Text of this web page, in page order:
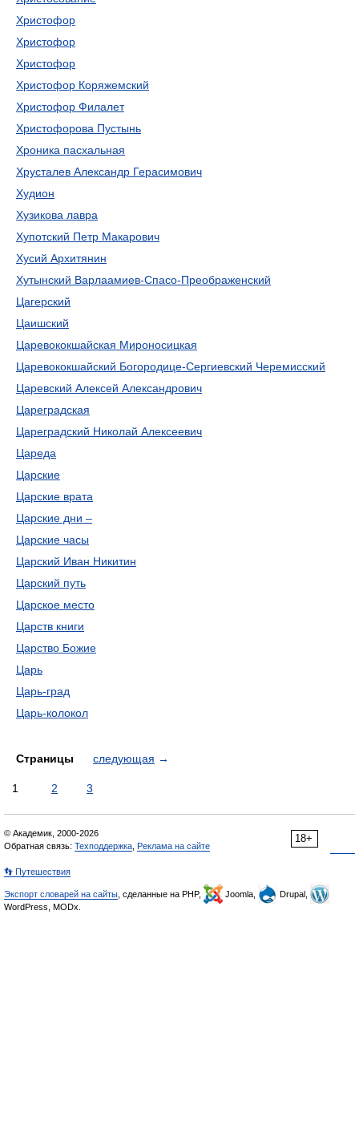
Христофор
Христофор
Христофор
Христофор Коряжемский
Христофор Филалет
Христофорова Пустынь
Хроника пасхальная
Хрусталев Александр Герасимович
Худион
Хузикова лавра
Хупотский Петр Макарович
Хусий Архитянин
Хутынский Варлаамиев-Спасо-Преображенский
Цагерский
Цаишский
Царевококшайская Мироносицкая
Царевококшайский Богородице-Сергиевский Черемисский
Царевский Алексей Александрович
Цареградская
Цареградский Николай Алексеевич
Цареда
Царские
Царские врата
Царские дни –
Царские часы
Царский Иван Никитин
Царский путь
Царское место
Царств книги
Царство Божие
Царь
Царь-град
Царь-колокол
Страницы следующая →
1 2 3
18+
© Академик, 2000-2026
Обратная связь: Техподдержка Реклама на сайте
👣 Путешествия
Экспорт словарей на сайты , сделанные на PHP, Joomla,
Drupal,
WordPress, MODx.